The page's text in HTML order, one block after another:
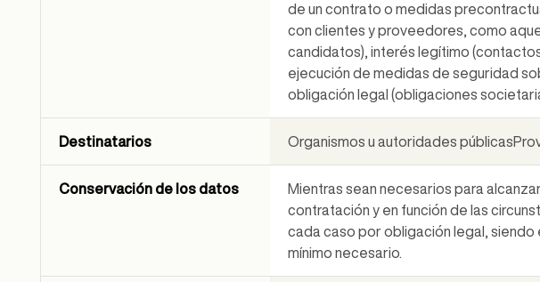
de un contrato o medidas
con clientes y proveedores, como
candidatos), interés legítimo
ejecución de medidas de seguridad
obligación legal (obligaciones
Destinatarios Organismos u autoridades
Conservación de los datos
Mientras sean necesarios para
contratación y en función de las
cada caso por obligación legal, siendo
mínimo necesario.